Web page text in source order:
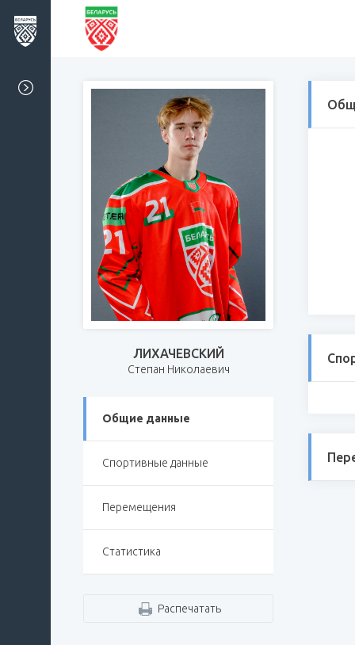
ЛИХАЧЕВСКИЙ
Степан Николаевич
Общие данные
Спортивные данные
Перемещения
Статистика
Распечатать